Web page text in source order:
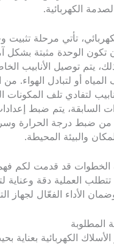
الكهربائية.
تأتي مرحلة تثبيت
تكون الوحدة مثبتة بشكل
يتم توصيل الأنابيب
أو لتبادل الهواء. من
لتفادي تلف المكونات
السابقة، يتم ضبط
من ضبط درجة الحرارة
والبيئة المحيطة.
الخطوات قد قدمت لكم
العملية دقة وعناية
الأداء الفعّال لجهاز
المطلوبة
الأسلاك الكهربائية بعناية